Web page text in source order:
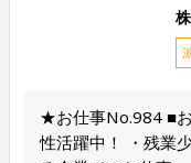
★お仕事No.984 ■
性活躍中！ ・残業